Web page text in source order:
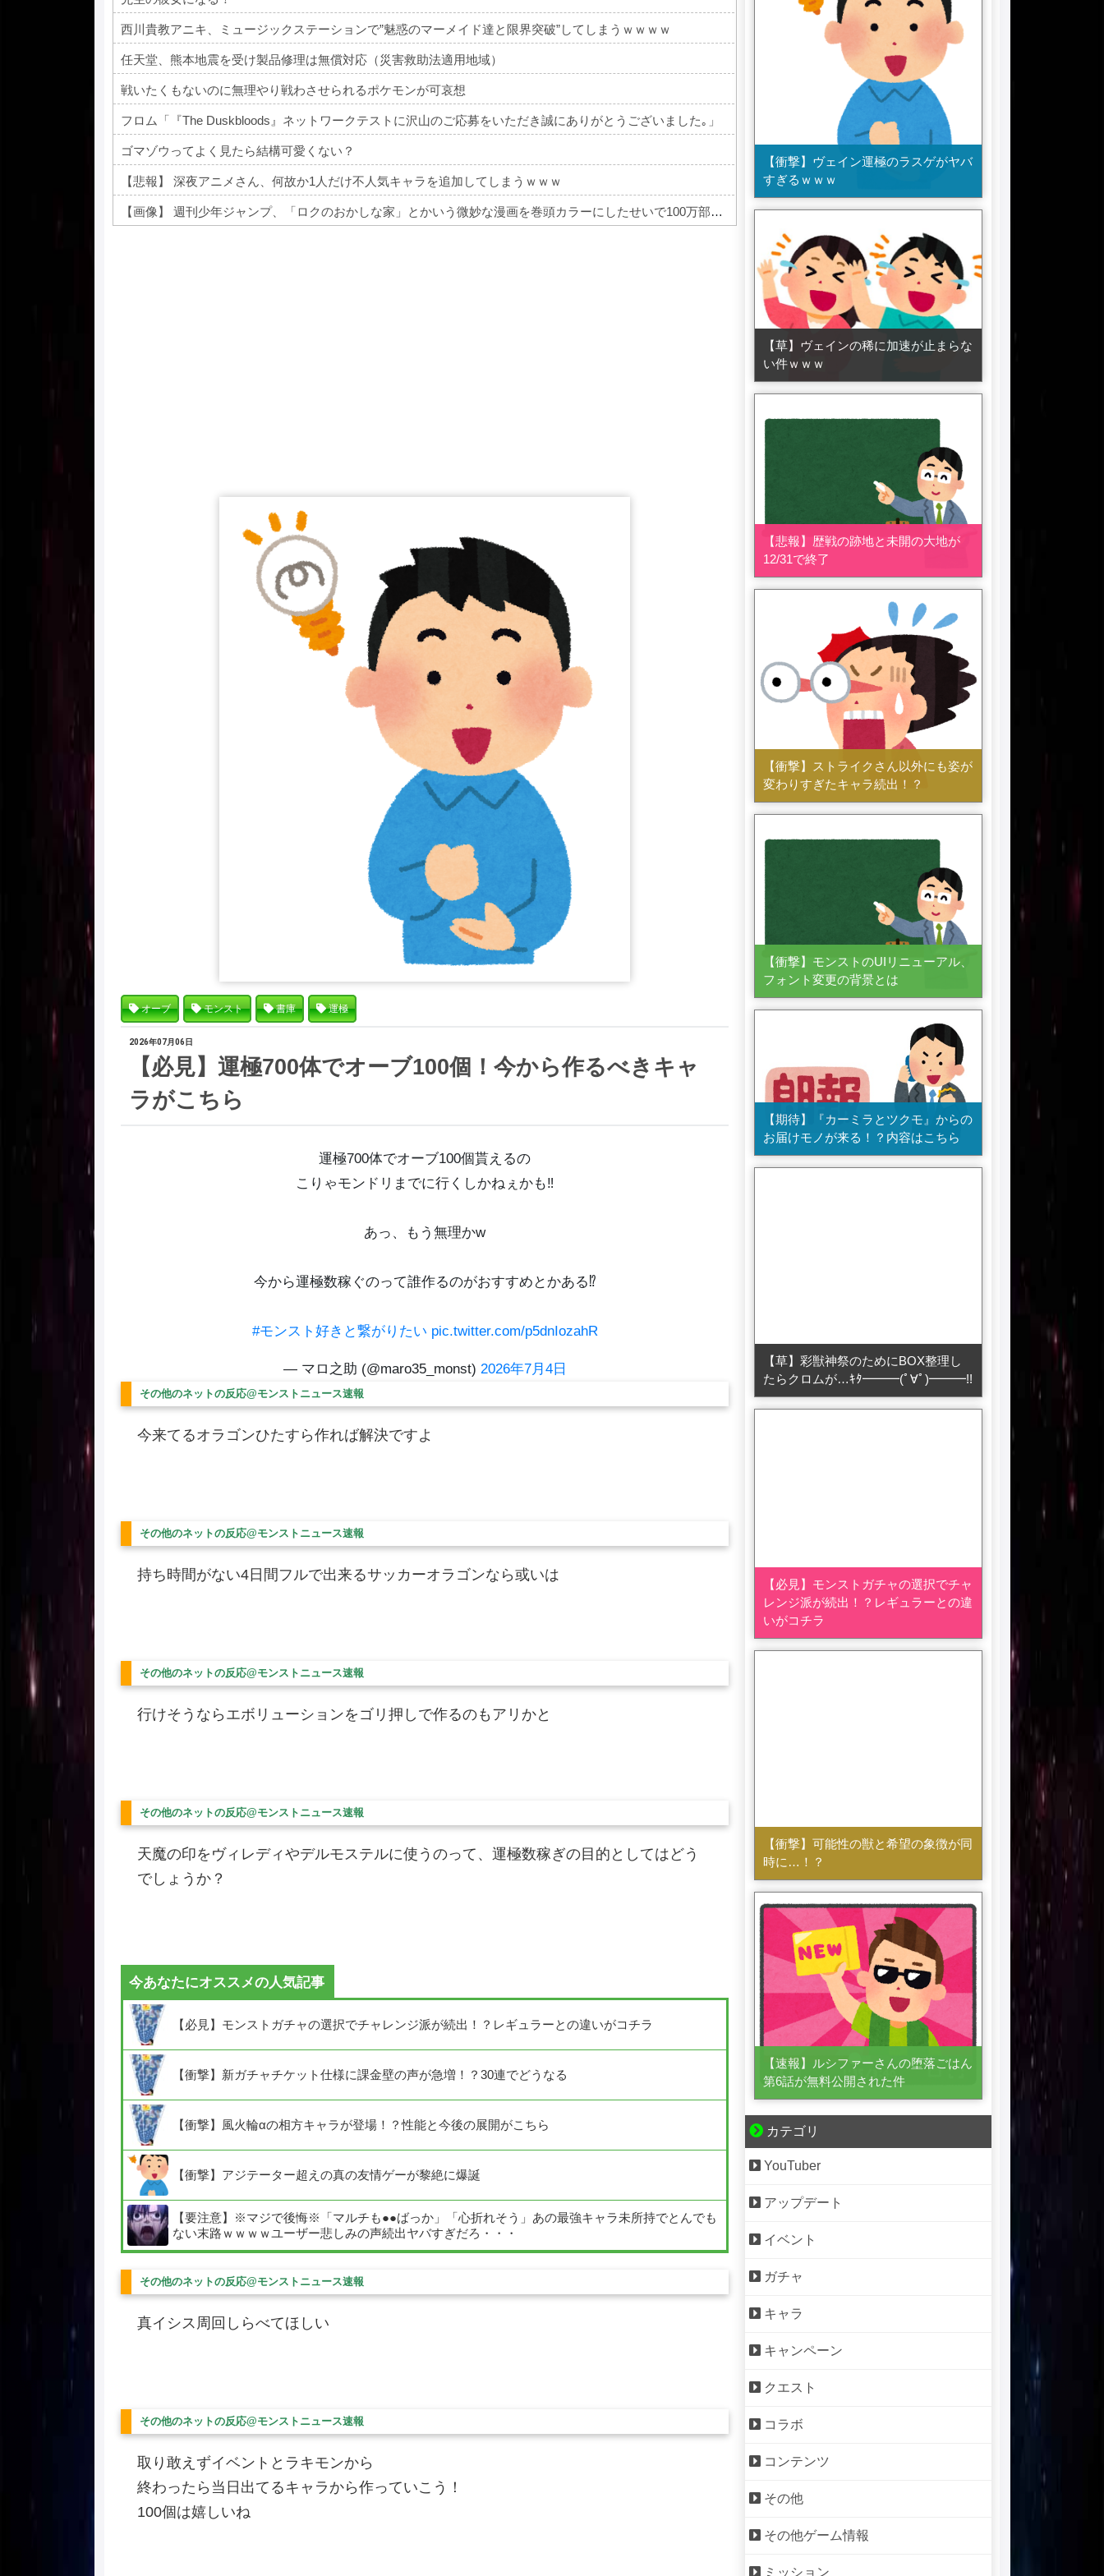
西川貴教アニキ、ミュージックステーションで”魅惑のマーメイド達と限界突破”してしまうｗｗｗｗ
任天堂、熊本地震を受け製品修理は無償対応（災害救助法適用地域）
戦いたくもないのに無理やり戦わさせられるポケモンが可哀想
フロム「『The Duskbloods』ネットワークテストに沢山のご応募をいただき誠にありがとうございました｡」
ゴマゾウってよく見たら結構可愛くない？
【悲報】 深夜アニメさん、何故か1人だけ不人気キャラを追加してしまうｗｗｗ
【画像】 週刊少年ジャンプ、「ロクのおかしな家」とかいう微妙な漫画を巻頭カラーにしたせいで100万部切る
オーブ モンスト 書庫 運極
2026年07月06日
【必見】運極700体でオーブ100個！今から作るべきキャ
ラがこちら
運極700体でオーブ100個貰えるの
こりゃモンドリまでに行くしかねぇかも‼️
あっ、もう無理かw
今から運極数稼ぐのって誰作るのがおすすめとかある⁉️
#モンスト好きと繋がりたい pic.twitter.com/p5dnIozahR
— マロ之助 (@maro35_monst) 2026年7月4日
その他のネットの反応@モンストニュース速報
今来てるオラゴンひたすら作れば解決ですよ
その他のネットの反応@モンストニュース速報
持ち時間がない4日間フルで出来るサッカーオラゴンなら或いは
その他のネットの反応@モンストニュース速報
行けそうならエボリューションをゴリ押しで作るのもアリかと
その他のネットの反応@モンストニュース速報
天魔の印をヴィレディやデルモステルに使うのって、運極数稼ぎの目的としてはどう
でしょうか？
今あなたにオススメの人気記事
【必見】モンストガチャの選択でチャレンジ派が続出！？レギュラーとの違いがコチラ
【衝撃】新ガチャチケット仕様に課金壁の声が急増！？30連でどうなる
【衝撃】風火輪αの相方キャラが登場！？性能と今後の展開がこちら
【衝撃】アジテーター超えの真の友情ゲーが黎絶に爆誕
【要注意】※マジで後悔※「マルチも●●ばっか」「心折れそう」あの最強キャラ未所持でとんでも
ない末路ｗｗｗｗユーザー悲しみの声続出ヤバすぎだろ・・・
その他のネットの反応@モンストニュース速報
真イシス周回しらべてほしい
その他のネットの反応@モンストニュース速報
取り敢えずイベントとラキモンから
終わったら当日出てるキャラから作っていこう！
100個は嬉しいね
【衝撃】ヴェイン運極のラスゲがヤバ
すぎるｗｗｗ
【草】ヴェインの稀に加速が止まらな
い件ｗｗｗ
【悲報】歴戦の跡地と未開の大地が
12/31で終了
【衝撃】ストライクさん以外にも姿が
変わりすぎたキャラ続出！？
【衝撃】モンストのUIリニューアル、
フォント変更の背景とは
【期待】『カーミラとツクモ』からの
お届けモノが来る！？内容はこちら
【草】彩獣神祭のためにBOX整理し
たらクロムが…ｷﾀ━━━(ﾟ∀ﾟ)━━━!!
【必見】モンストガチャの選択でチャ
レンジ派が続出！？レギュラーとの違
いがコチラ
【衝撃】可能性の獣と希望の象徴が同
時に…！？
【速報】ルシファーさんの堕落ごはん
第6話が無料公開された件
カテゴリ
YouTuber
アップデート
イベント
ガチャ
キャラ
キャンペーン
クエスト
コラボ
コンテンツ
その他
その他ゲーム情報
ミッション